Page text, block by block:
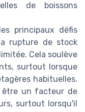
de boissons
principaux défis
rupture de stock
Cela soulève
surtout lorsque
habituelles.
être un facteur de
surtout lorsqu'il